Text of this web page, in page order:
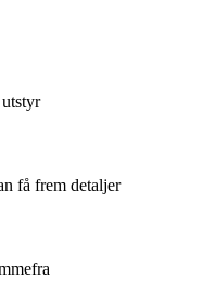
få frem detaljer